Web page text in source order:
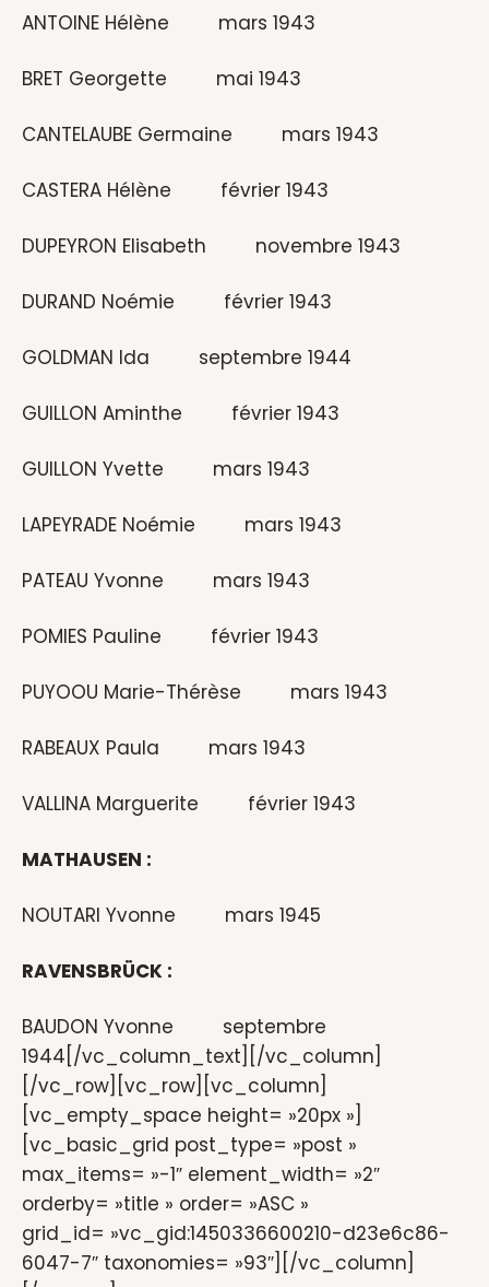
ANTOINE Hélène mars 1943
BRET Georgette mai 1943
CANTELAUBE Germaine mars 1943
CASTERA Hélène février 1943
DUPEYRON Elisabeth novembre 1943
DURAND Noémie février 1943
GOLDMAN Ida septembre 1944
GUILLON Aminthe février 1943
GUILLON Yvette mars 1943
LAPEYRADE Noémie mars 1943
PATEAU Yvonne mars 1943
POMIES Pauline février 1943
PUYOOU Marie-Thérèse mars 1943
RABEAUX Paula mars 1943
VALLINA Marguerite février 1943
MATHAUSEN :
NOUTARI Yvonne mars 1945
RAVENSBRÜCK :
BAUDON Yvonne septembre
1944[/vc_column_text][/vc_column]
[/vc_row][vc_row][vc_column]
[vc_empty_space height= »20px »]
[vc_basic_grid post_type= »post »
max_items= »-1″ element_width= »2″
orderby= »title » order= »ASC »
grid_id= »vc_gid:1450336600210-d23e6c86-
6047-7″ taxonomies= »93″][/vc_column]